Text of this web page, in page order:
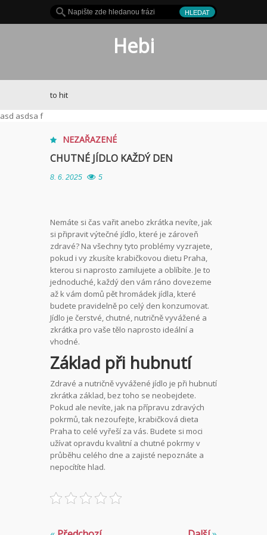
Hebi
Je to hit
asd asdsa f
NEZAŘAZENÉ
CHUTNÉ JÍDLO KAŽDÝ DEN
8. 6. 2025 5
Nemáte si čas vařit anebo zkrátka nevíte, jak
si připravit výtečné jídlo, které je zároveň
zdravé? Na všechny tyto problémy vyzrajete,
pokud i vy zkusíte krabičkovou dietu Praha,
kterou si naprosto zamilujete a oblíbíte. Je to
jednoduché, každý den vám ráno dovezeme
až k vám domů pět hromádek jídla, které
budete pravidelně po celý den konzumovat.
Jídlo je čerstvé, chutné, nutričně vyvážené a
zkrátka pro vaše tělo naprosto ideální a
vhodné.
Základ při hubnutí
Zdravé a nutričně vyvážené jídlo je při hubnutí
zkrátka základ, bez toho se neobejdete.
Pokud ale nevíte, jak na přípravu zdravých
pokrmů, tak nezoufejte, krabičková dieta
Praha to celé vyřeší za vás. Budete si moci
užívat opravdu kvalitní a chutné pokrmy v
průběhu celého dne a zajisté nepoznáte a
nepocítíte hlad.